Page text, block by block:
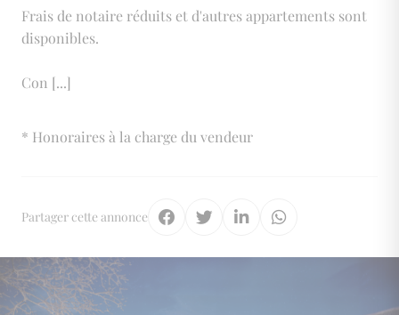
Frais de notaire réduits et d'autres appartements sont
disponibles.
Con [...]
* Honoraires à la charge du vendeur
Partager cette annonce